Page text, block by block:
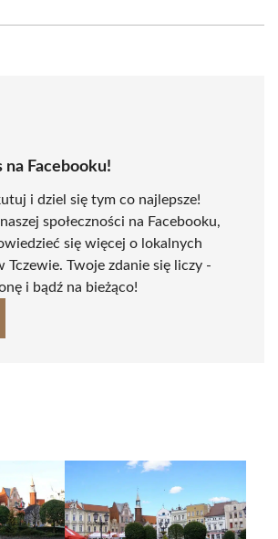
na Facebooku!
i dziel się tym co najlepsze!
społeczności na Facebooku,
się więcej o lokalnych
Tczewie. Twoje zdanie się liczy -
i bądź na bieżąco!